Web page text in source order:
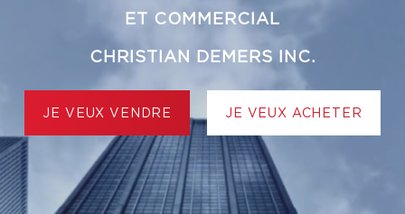
ET COMMERCIAL
CHRISTIAN DEMERS INC.
JE VEUX VENDRE JE VEUX ACHETER